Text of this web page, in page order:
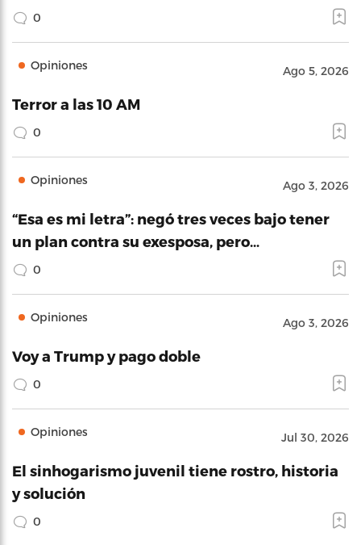
0
Opiniones Ago 5, 2026
Terror a las 10 AM
0
Opiniones Ago 3, 2026
“Esa es mi letra”: negó tres veces bajo tener
un plan contra su exesposa, pero…
0
Opiniones Ago 3, 2026
Voy a Trump y pago doble
0
Opiniones Jul 30, 2026
El sinhogarismo juvenil tiene rostro, historia
y solución
0